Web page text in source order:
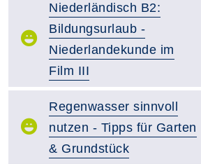
Niederländisch B2:
Bildungsurlaub -
Niederlandekunde im
Film III
Regenwasser sinnvoll
nutzen - Tipps für Garten
& Grundstück